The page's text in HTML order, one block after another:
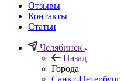
Отзывы
Контакты
Статьи
Челябинск
Назад
Города
Санкт-Петербург